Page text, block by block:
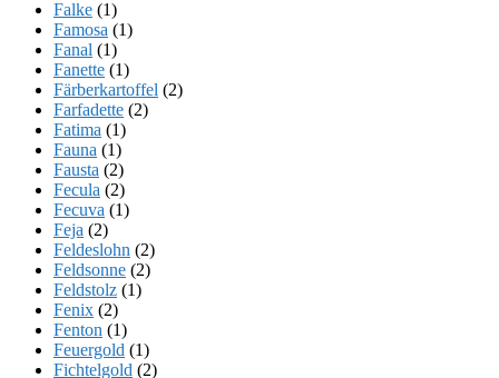
Falke (1)
Famosa (1)
Fanal (1)
Fanette (1)
Färberkartoffel (2)
Farfadette (2)
Fatima (1)
Fauna (1)
Fausta (2)
Fecula (2)
Fecuva (1)
Feja (2)
Feldeslohn (2)
Feldsonne (2)
Feldstolz (1)
Fenix (2)
Fenton (1)
Feuergold (1)
Fichtelgold (2)